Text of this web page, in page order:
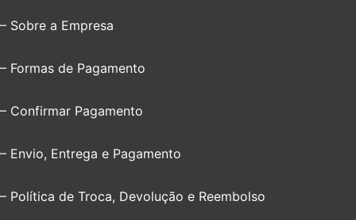
– Sobre a Empresa
– Formas de Pagamento
– Confirmar Pagamento
– Envio, Entrega e Pagamento
– Política de Troca, Devolução e Reembolso